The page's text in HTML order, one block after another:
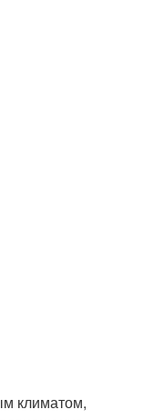
климатом,